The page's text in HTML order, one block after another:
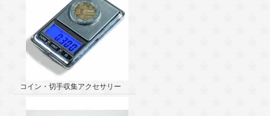
コイン・切手収集アクセサリー